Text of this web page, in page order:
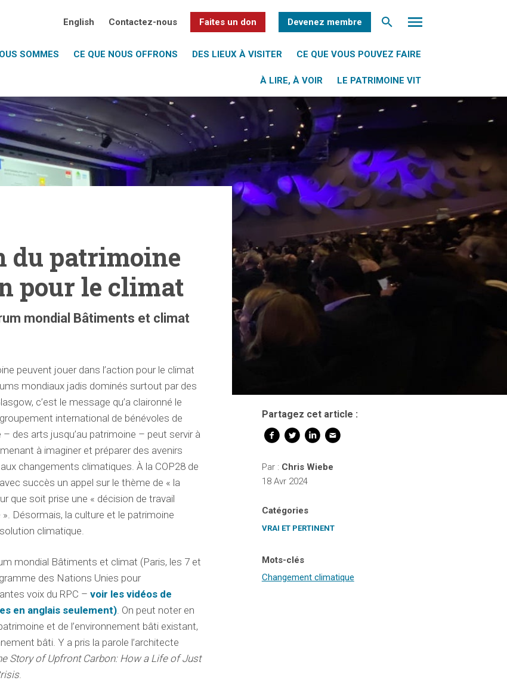
English Contactez-nous Faites un don Devenez membre
SOMMES CE QUE NOUS OFFRONS DES LIEUX À VISITER CE QUE VOUS POUVEZ FAIRE
À LIRE, À VOIR LE PATRIMOINE VIT
Partagez cet article :
Par : Chris Wiebe
18 Avr 2024
Catégories
VRAI ET PERTINENT
Mots-clés
Changement climatique
du patrimoine
pour le climat
mondial Bâtiments et climat
peuvent jouer dans l’action pour le climat
mondiaux jadis dominés surtout par des
c’est le message qu’a claironné le
international de bénévoles de
des arts jusqu’au patrimoine – peut servir à
à imaginer et préparer des avenirs
changements climatiques. À la COP28 de
succès un appel sur le thème de « la
que soit prise une « décision de travail
Désormais, la culture et le patrimoine
climatique.
mondial Bâtiments et climat (Paris, les 7 et
des Nations Unies pour
voix du RPC –voir les vidéos de
en anglais seulement). On peut noter en
et de l’environnement bâti existant,
bâti. Y a pris la parole l’architecte
Story of Upfront Carbon: How a Life of Just
.